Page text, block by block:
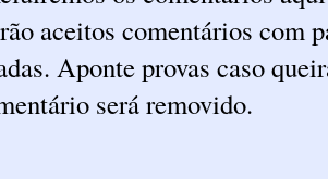
aceitos comentários com
Aponte provas caso
será removido.